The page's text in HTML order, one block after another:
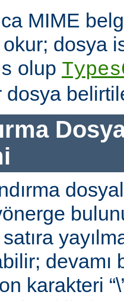
MIME
dosya
olup
dosya
devamı
karakteri